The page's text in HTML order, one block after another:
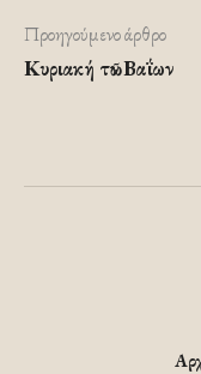
Προηγούμενο άρθρο
Κυριακή τῶν Βαΐων